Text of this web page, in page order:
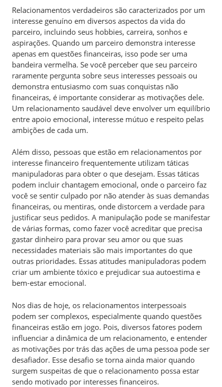
Relacionamentos verdadeiros são caracterizados por um
interesse genuíno em diversos aspectos da vida do
parceiro, incluindo seus hobbies, carreira, sonhos e
aspirações. Quando um parceiro demonstra interesse
apenas em questões financeiras, isso pode ser uma
bandeira vermelha. Se você perceber que seu parceiro
raramente pergunta sobre seus interesses pessoais ou
demonstra entusiasmo com suas conquistas não
financeiras, é importante considerar as motivações dele.
Um relacionamento saudável deve envolver um equilíbrio
entre apoio emocional, interesse mútuo e respeito pelas
ambições de cada um.
Além disso, pessoas que estão em relacionamentos por
interesse financeiro frequentemente utilizam táticas
manipuladoras para obter o que desejam. Essas táticas
podem incluir chantagem emocional, onde o parceiro faz
você se sentir culpado por não atender às suas demandas
financeiras, ou mentiras, onde distorcem a verdade para
justificar seus pedidos. A manipulação pode se manifestar
de várias formas, como fazer você acreditar que precisa
gastar dinheiro para provar seu amor ou que suas
necessidades materiais são mais importantes do que
outras prioridades. Essas atitudes manipuladoras podem
criar um ambiente tóxico e prejudicar sua autoestima e
bem-estar emocional.
Nos dias de hoje, os relacionamentos interpessoais
podem ser complexos, especialmente quando questões
financeiras estão em jogo. Pois, diversos fatores podem
influenciar a dinâmica de um relacionamento, e entender
as motivações por trás das ações de uma pessoa pode ser
desafiador. Esse desafio se torna ainda maior quando
surgem suspeitas de que o relacionamento possa estar
sendo motivado por interesses financeiros.